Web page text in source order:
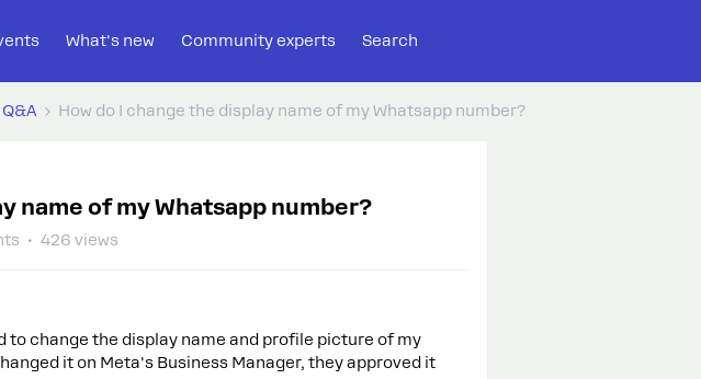
What's new Community experts Search
How do I change the display name of my Whatsapp number?
name of my Whatsapp number?
426 views
to change the display name and profile picture of my
it on Meta's Business Manager, they approved it